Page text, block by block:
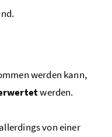
werden kann,
werden.
von einer